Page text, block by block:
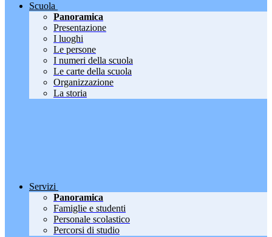
Scuola
Panoramica
Presentazione
I luoghi
Le persone
I numeri della scuola
Le carte della scuola
Organizzazione
La storia
Servizi
Panoramica
Famiglie e studenti
Personale scolastico
Percorsi di studio